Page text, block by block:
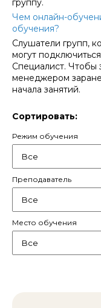
группу.
Чем онлайн-
обучения?
Слушатели групп,
могут
Специалист. Чтобы
менеджером
начала занятий.
Сортировать:
Режим обучения
Преподаватель
Место обучения